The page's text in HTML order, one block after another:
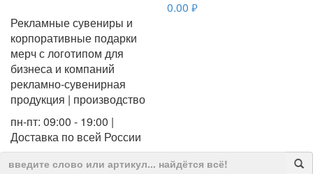
Рекламные сувениры и
корпоративные подарки
мерч с логотипом для
бизнеса и компаний
рекламно-сувенирная
продукция | производство
пн-пт: 09:00 - 19:00 |
Доставка по всей России
0.00 руб.